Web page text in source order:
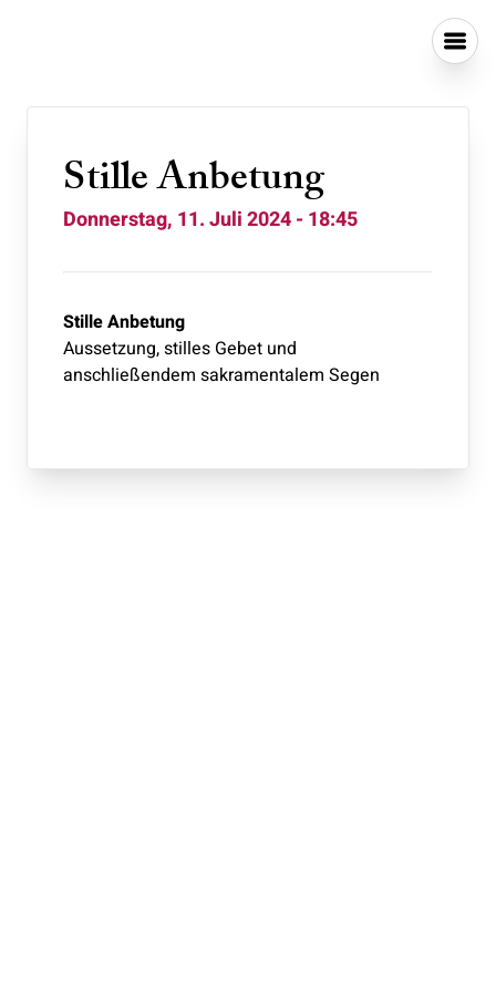
Stille Anbetung
Donnerstag, 11. Juli 2024 - 18:45
Stille Anbetung
Aussetzung, stilles Gebet und
anschließendem sakramentalem Segen